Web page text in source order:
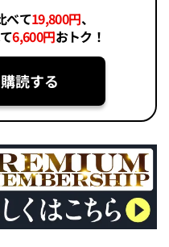
べて19,800円、
6,600円おトク！
読する